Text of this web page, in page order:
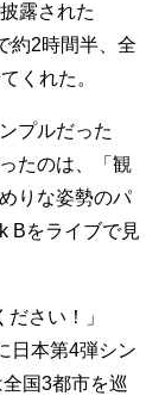
露された
約2時間半、全
くれた。
プルだった
たのは、「観
りな姿勢のパ
Bをライブで見
さい！」
日本第4弾シン
国3都市を巡